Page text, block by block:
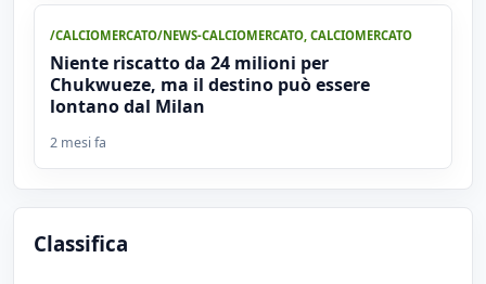
/CALCIOMERCATO/NEWS-CALCIOMERCATO, CALCIOMERCATO
Niente riscatto da 24 milioni per
Chukwueze, ma il destino può essere
lontano dal Milan
2 mesi fa
Classifica